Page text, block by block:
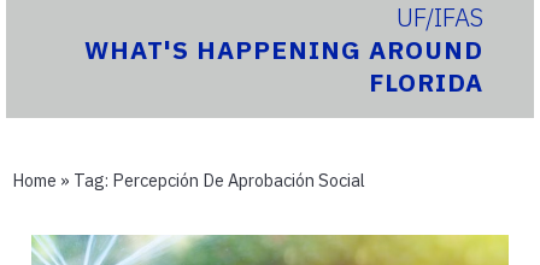
UF/IFAS
WHAT'S HAPPENING AROUND
FLORIDA
Home » Tag: Percepción De Aprobación Social